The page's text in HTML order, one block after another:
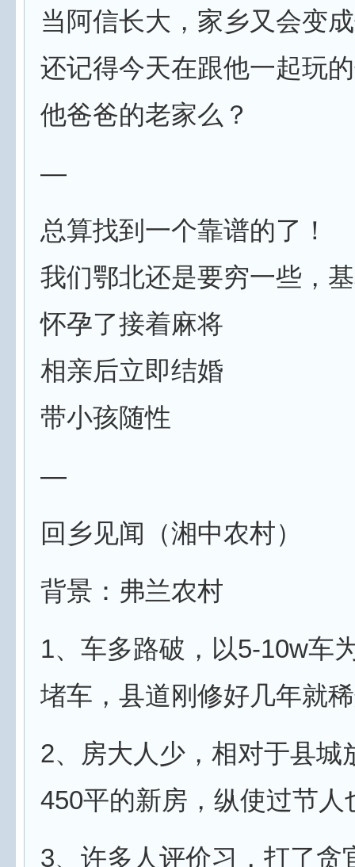
当阿信长大，家乡又会变
还记得今天在跟他一起玩
他爸爸的老家么？
—
总算找到一个靠谱的了！
我们鄂北还是要穷一些，
怀孕了接着麻将
相亲后立即结婚
带小孩随性
—
回乡见闻（湘中农村）
背景：弗兰农村
1、车多路破，以5-10w车
堵车，县道刚修好几年就
2、房大人少，相对于县
450平的新房，纵使过节人
3、许多人评价习，打了